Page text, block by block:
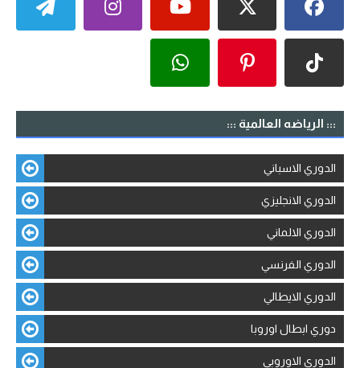
::: الرياضه العالمية :::
الدوري الاسباني
الدوري الانجليزي
الدوري الالماني
الدوري الفرنسي
الدوري الايطالي
دوري ابطال اوروبا
الدوري الاوروبي